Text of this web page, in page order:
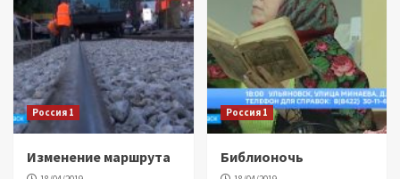
Россия 1
Изменение маршрута
Россия 1
Библионочь